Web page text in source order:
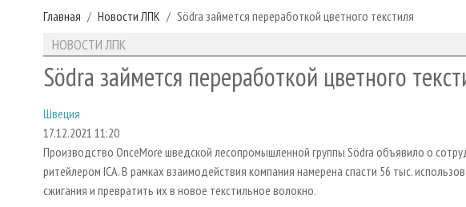
Главная Новости ЛПК Södra займется переработкой цветного текстиля
НОВОСТИ ЛПК
Södra займется переработкой цветного
Швеция
17.12.2021 11:20
Производство OnceMore шведской лесопромышленной группы Södra объявило о
ритейлером ICA. В рамках взаимодействия компания намерена спасти 56 тыс.
сжигания и превратить их в новое текстильное волокно.